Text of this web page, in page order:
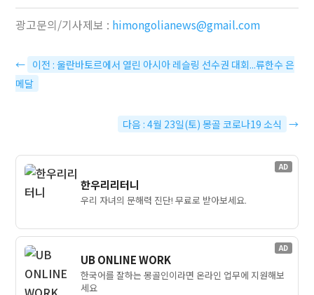
광고문의/기사제보 : himongolianews@gmail.com
← 이전 : 울란바토르에서 열린 아시아 레슬링 선수권 대회...류한수 은
메달
다음 : 4월 23일(토) 몽골 코로나19 소식 →
AD
한우리리터니
우리 자녀의 문해력 진단! 무료로 받아보세요.
AD
UB ONLINE WORK
한국어를 잘하는 몽골인이라면 온라인 업무에 지원해보
세요